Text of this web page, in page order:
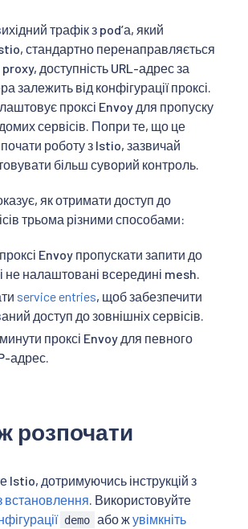
трафік з podʼа, який
стандартно перенаправляється
доступність URL-адрес за
залежить від конфігурації проксі.
проксі Envoy для пропуску
сервісів. Попри те, що це
роботу з Istio, зазвичай
більш суворий контроль.
як отримати доступ до
трьома різними способами:
Envoy пропускати запити до
не налаштовані всередині mesh.
service entries, щоб забезпечити
доступ до зовнішніх сервісів.
проксі Envoy для певного
адрес.
розпочати
Istio, дотримуючись інструкцій з
встановлення . Використовуйте
demo або жувімкніть